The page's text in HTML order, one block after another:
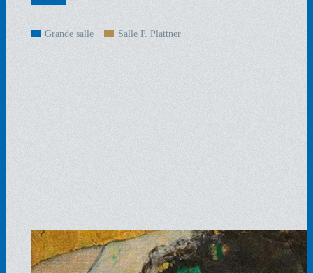
Grande salle Salle P. Plattner